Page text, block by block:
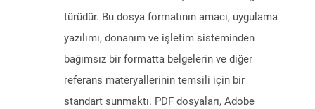
türüdür. Bu dosya formatının amacı, uygulama
yazılımı, donanım ve işletim sisteminden
bağımsız bir formatta belgelerin ve diğer
referans materyallerinin temsili için bir
standart sunmaktı. PDF dosyaları, Adobe